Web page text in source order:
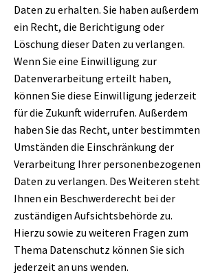
Daten zu erhalten. Sie haben außerdem
ein Recht, die Berichtigung oder
Löschung dieser Daten zu verlangen.
Wenn Sie eine Einwilligung zur
Datenverarbeitung erteilt haben,
können Sie diese Einwilligung jederzeit
für die Zukunft widerrufen. Außerdem
haben Sie das Recht, unter bestimmten
Umständen die Einschränkung der
Verarbeitung Ihrer personenbezogenen
Daten zu verlangen. Des Weiteren steht
Ihnen ein Beschwerderecht bei der
zuständigen Aufsichtsbehörde zu.
Hierzu sowie zu weiteren Fragen zum
Thema Datenschutz können Sie sich
jederzeit an uns wenden.